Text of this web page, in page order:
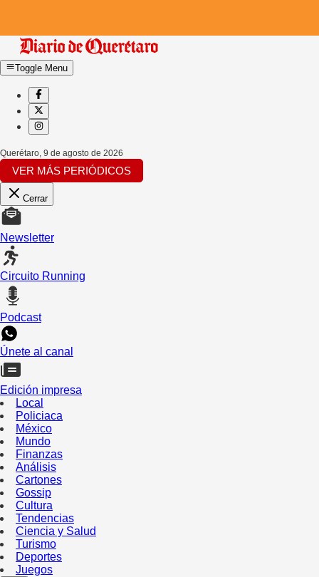
Toggle Menu
Querétaro, 9 de agosto de 2026
VER MÁS PERIÓDICOS
Cerrar
Newsletter
Circuito Running
Podcast
Únete al canal
Edición impresa
Local
Policiaca
México
Mundo
Finanzas
Análisis
Cartones
Gossip
Cultura
Tendencias
Ciencia y Salud
Turismo
Deportes
Juegos